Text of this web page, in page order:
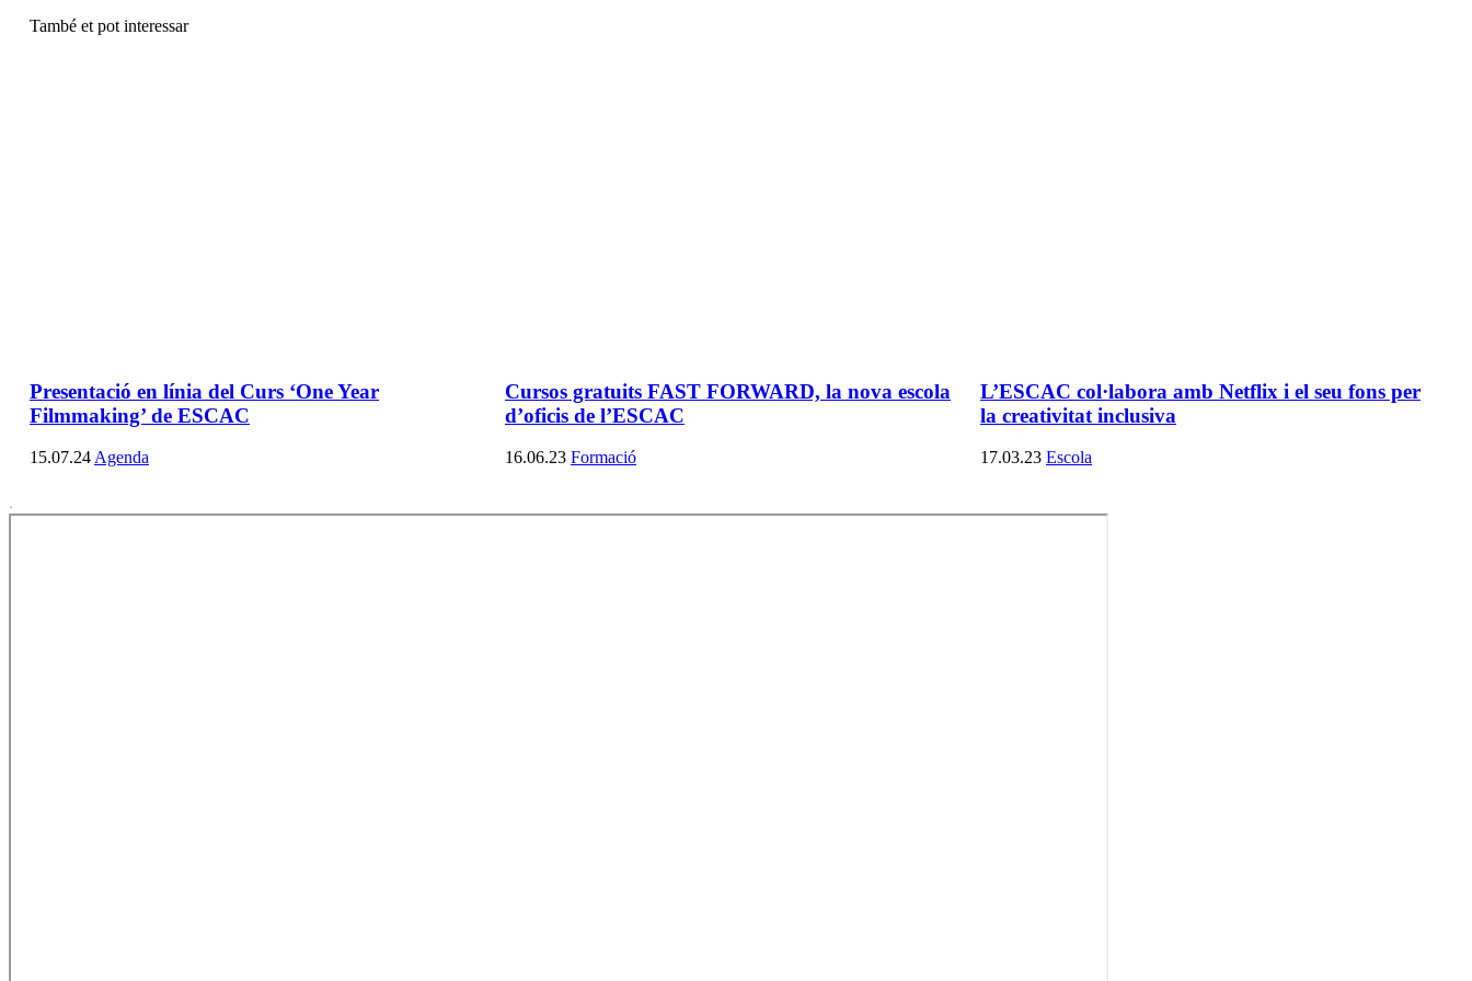
També et pot interessar
Presentació en línia del Curs ‘One Year
Filmmaking’ de ESCAC
15.07.24 Agenda
Cursos gratuits FAST FORWARD, la nova escola
d’oficis de l’ESCAC
16.06.23 Formació
L’ESCAC col·labora amb Netflix i el seu fons per
la creativitat inclusiva
17.03.23 Escola